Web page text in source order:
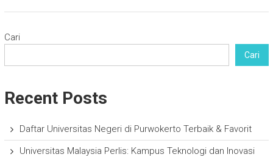
Cari
Cari
Recent Posts
Daftar Universitas Negeri di Purwokerto Terbaik & Favorit
Universitas Malaysia Perlis: Kampus Teknologi dan Inovasi